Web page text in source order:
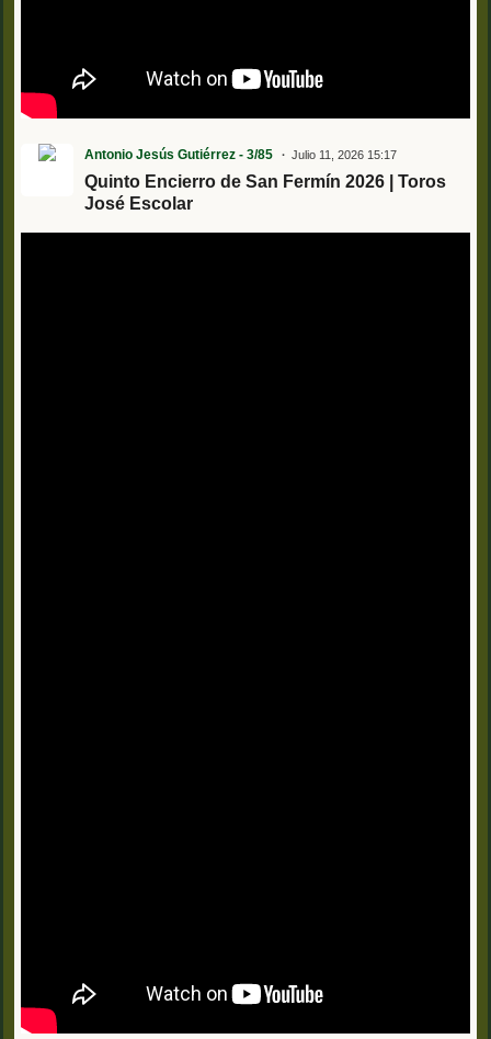
Antonio Jesús Gutiérrez - 3/85 Julio 11, 2026 15:17
Quinto Encierro de San Fermín 2026 | Toros
José Escolar